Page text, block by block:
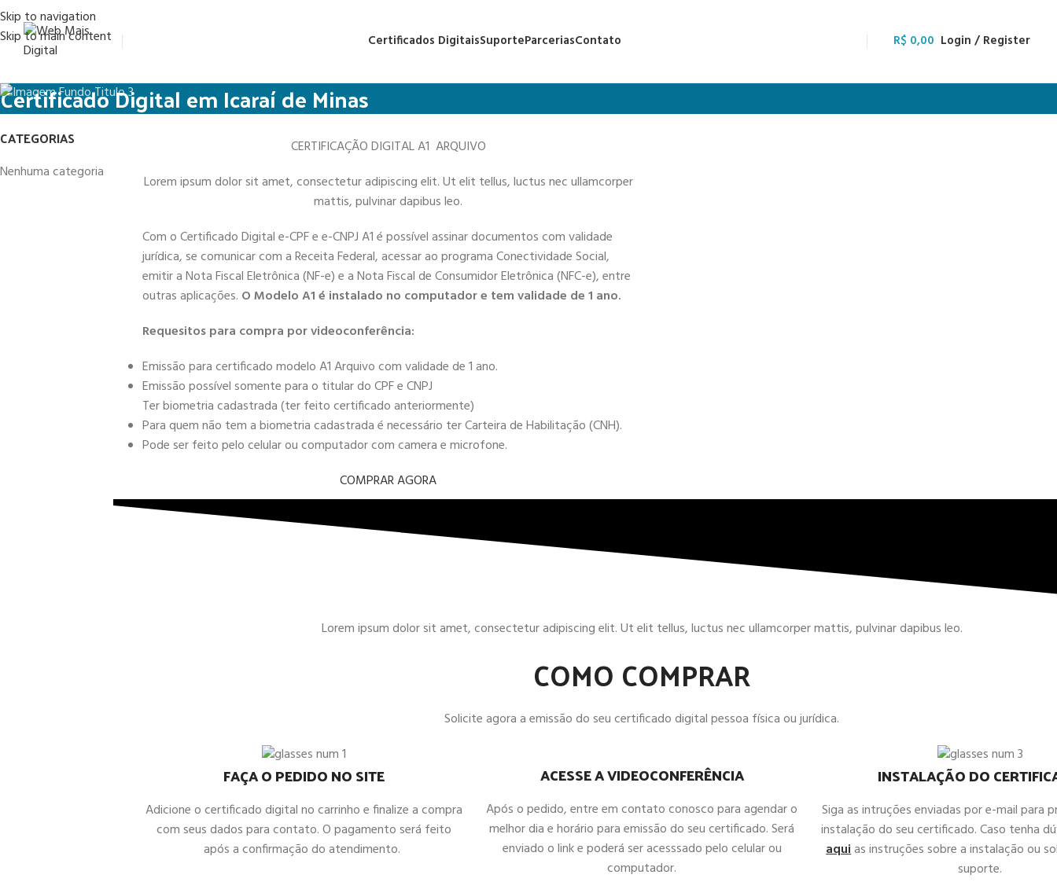
Skip to navigation
Skip to main content
Certificados DigitaisSuporteParceriasContato R$ 0,00 Login / Register
Certificado Digital em Icaraí de Minas
CATEGORIAS
Nenhuma categoria
CERTIFICAÇÃO DIGITAL A1 ARQUIVO
Lorem ipsum dolor sit amet, consectetur adipiscing elit. Ut elit tellus, luctus nec ullamcorper
mattis, pulvinar dapibus leo.
Com o Certificado Digital e-CPF e e-CNPJ A1 é possível assinar documentos com validade
jurídica, se comunicar com a Receita Federal, acessar ao programa Conectividade Social,
emitir a Nota Fiscal Eletrônica (NF-e) e a Nota Fiscal de Consumidor Eletrônica (NFC-e), entre
outras aplicações. O Modelo A1 é instalado no computador e tem validade de 1 ano.
Requesitos para compra por videoconferência:
Emissão para certificado modelo A1 Arquivo com validade de 1 ano.
Emissão possível somente para o titular do CPF e CNPJ
Ter biometria cadastrada (ter feito certificado anteriormente)
Para quem não tem a biometria cadastrada é necessário ter Carteira de Habilitação (CNH).
Pode ser feito pelo celular ou computador com camera e microfone.
COMPRAR AGORA
Lorem ipsum dolor sit amet, consectetur adipiscing elit. Ut elit tellus, luctus nec ullamcorper mattis, pulvinar dapibus leo.
COMO COMPRAR
Solicite agora a emissão do seu certificado digital pessoa física ou jurídica.
FAÇA O PEDIDO NO SITE
Adicione o certificado digital no carrinho e finalize a compra
com seus dados para contato. O pagamento será feito
após a confirmação do atendimento.
ACESSE A VIDEOCONFERÊNCIA
Após o pedido, entre em contato conosco para agendar o
melhor dia e horário para emissão do seu certificado. Será
enviado o link e poderá ser acesssado pelo celular ou
computador.
INSTALAÇÃO DO
Siga as intruções enviadas por e-mail para
instalação do seu certificado. Caso tenha
aquias instruções sobre a instalação ou
suporte.